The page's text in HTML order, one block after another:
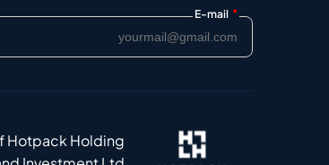
E-mail *
Hotpack Holding